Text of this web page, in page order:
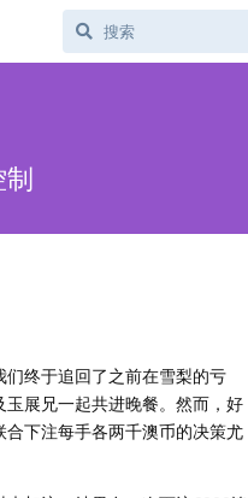
终于追回了之前在雪梨的亏
展兄一起共进晚餐。然而，好
下注每手各两千澳币的决策尤